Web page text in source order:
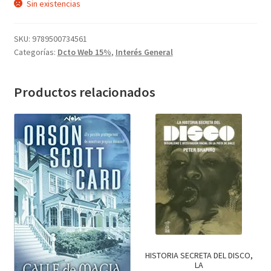
CIENCIA FICCIÓN (210)
Juegos (75)
MOCHILA ADULTOS (16)
MOCHILA INFANTIL - J (12)
NOVELA ROMÁNTICA (157)
Papeleria (2688)
Papeleria (6)
POESÍA (233)
Recomendados (17)
Regalos (95)
regalos varios (19)
Sin existencias
SKU: 9789500734561
Categorías: Dcto Web 15%, Interés General
Productos relacionados
HISTORIA SECRETA DEL DISCO,
LA